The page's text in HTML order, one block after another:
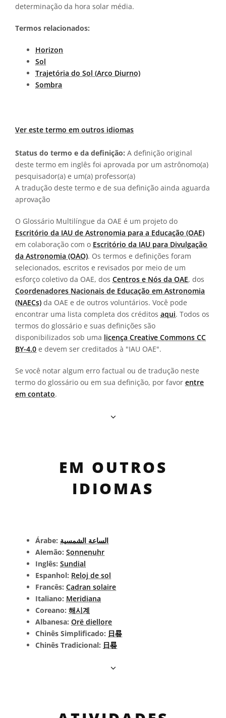
determinação da hora solar média.
Termos relacionados:
Horizon
Sol
Trajetória do Sol (Arco Diurno)
Sombra
Ver este termo em outros idiomas
Status do termo e da definição: A definição original
deste termo em inglês foi aprovada por um astrônomo(a)
pesquisador(a) e um(a) professor(a)
A tradução deste termo e de sua definição ainda aguarda
aprovação
O Glossário Multilíngue da OAE é um projeto do
Escritório da IAU de Astronomia para a Educação (OAE)
em colaboração com o Escritório da IAU para Divulgação
da Astronomia (OAO). Os termos e definições foram
selecionados, escritos e revisados por meio de um
esforço coletivo da OAE, dos Centros e Nós da OAE, dos
Coordenadores Nacionais de Educação em Astronomia
(NAECs) da OAE e de outros voluntários. Você pode
encontrar uma lista completa dos créditos aqui. Todos os
termos do glossário e suas definições são
disponibilizados sob uma licença Creative Commons CC
BY-4.0 e devem ser creditados à "IAU OAE".
Se você notar algum erro factual ou de tradução neste
termo do glossário ou em sua definição, por favor entre
em contato.
EM OUTROS
IDIOMAS
Árabe: الساعة الشمسية
Alemão: Sonnenuhr
Inglês: Sundial
Espanhol: Reloj de sol
Francês: Cadran solaire
Italiano: Meridiana
Coreano: 해시계
Albanesa: Orë diellore
Chinês Simplificado: 日晷
Chinês Tradicional: 日晷